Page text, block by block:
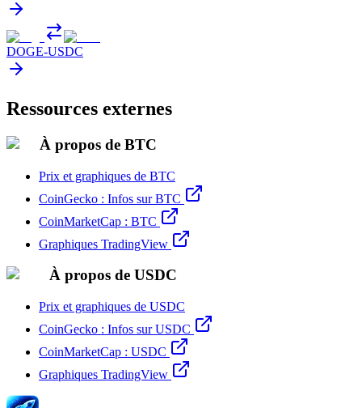
DOGE-USDC
Ressources externes
À propos de BTC
Prix et graphiques de BTC
CoinGecko : Infos sur BTC
CoinMarketCap : BTC
Graphiques TradingView
À propos de USDC
Prix et graphiques de USDC
CoinGecko : Infos sur USDC
CoinMarketCap : USDC
Graphiques TradingView